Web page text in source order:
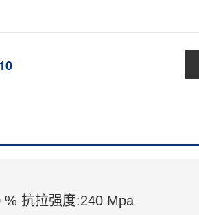
抗拉强度:240 Mpa